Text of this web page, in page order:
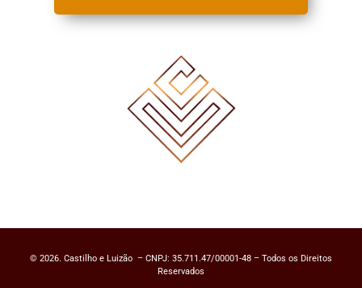
© 2026. Castilho e Luizão – CNPJ: 35.711.47/00001-48 – Todos os Direitos
Reservados